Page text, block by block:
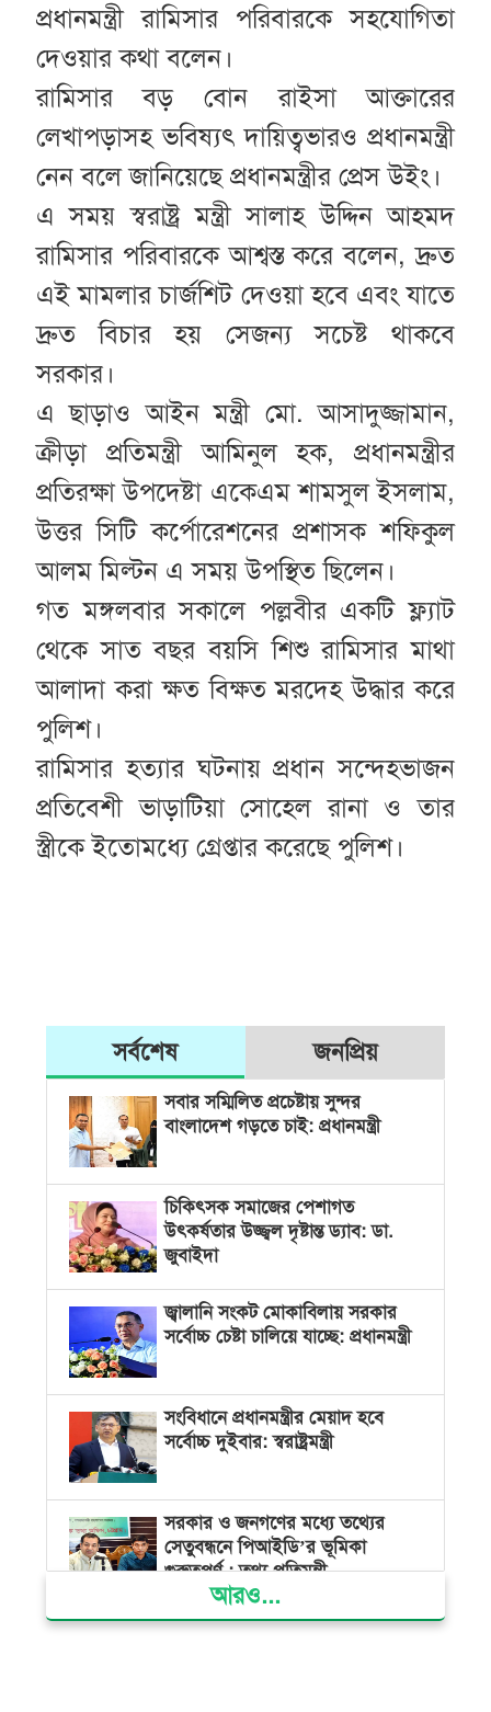
প্রধানমন্ত্রী রামিসার পরিবারকে সহযোগিতা
দেওয়ার কথা বলেন।
রামিসার বড় বোন রাইসা আক্তারের
লেখাপড়াসহ ভবিষ্যৎ দায়িত্বভারও প্রধানমন্ত্রী
নেন বলে জানিয়েছে প্রধানমন্ত্রীর প্রেস উইং।
এ সময় স্বরাষ্ট্র মন্ত্রী সালাহ উদ্দিন আহমদ
রামিসার পরিবারকে আশ্বস্ত করে বলেন, দ্রুত
এই মামলার চার্জশিট দেওয়া হবে এবং যাতে
দ্রুত বিচার হয় সেজন্য সচেষ্ট থাকবে
সরকার।
এ ছাড়াও আইন মন্ত্রী মো. আসাদুজ্জামান,
ক্রীড়া প্রতিমন্ত্রী আমিনুল হক, প্রধানমন্ত্রীর
প্রতিরক্ষা উপদেষ্টা একেএম শামসুল ইসলাম,
উত্তর সিটি কর্পোরেশনের প্রশাসক শফিকুল
আলম মিল্টন এ সময় উপস্থিত ছিলেন।
গত মঙ্গলবার সকালে পল্লবীর একটি ফ্ল্যাট
থেকে সাত বছর বয়সি শিশু রামিসার মাথা
আলাদা করা ক্ষত বিক্ষত মরদেহ উদ্ধার করে
পুলিশ।
রামিসার হত্যার ঘটনায় প্রধান সন্দেহভাজন
প্রতিবেশী ভাড়াটিয়া সোহেল রানা ও তার
স্ত্রীকে ইতোমধ্যে গ্রেপ্তার করেছে পুলিশ।
সর্বশেষ জনপ্রিয়
সবার সম্মিলিত প্রচেষ্টায় সুন্দর
বাংলাদেশ গড়তে চাই: প্রধানমন্ত্রী
চিকিৎসক সমাজের পেশাগত
উৎকর্ষতার উজ্জ্বল দৃষ্টান্ত ড্যাব: ডা.
জুবাইদা
জ্বালানি সংকট মোকাবিলায় সরকার
সর্বোচ্চ চেষ্টা চালিয়ে যাচ্ছে: প্রধানমন্ত্রী
সংবিধানে প্রধানমন্ত্রীর মেয়াদ হবে
সর্বোচ্চ দুইবার: স্বরাষ্ট্রমন্ত্রী
সরকার ও জনগণের মধ্যে তথ্যের
সেতুবন্ধনে পিআইডি’র ভূমিকা
গুরুত্বপূর্ণ : তথ্য প্রতিমন্ত্রী
দেশের বিভিন্ন স্থানে বৃষ্টির সম্ভাবনা,
আরও...